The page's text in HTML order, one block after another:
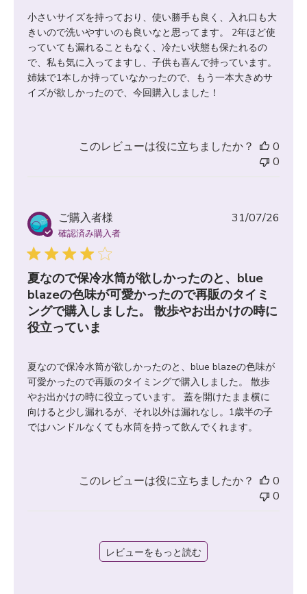
小さいサイズを持っており、使い勝手も良く、入れ口も大
きいので洗いやすいのも良いなと思ってます。 2年ほど使
っていても漏れることもなく、冷たい状態も保たれるの
で、私も気に入ってますし、子供も喜んで持っています。
姉妹で1本しか持っていなかったので、もう一本大きめサ
イズが欲しかったので、今回購入しました！
このレビューは役に立ちましたか？
0
0
ご購入者様
確認済み購入者
夏なので保冷水筒が欲しかったのと、blue
blazeの色味が可愛かったので再販のタイミ
ングで購入しました。 散歩やお出かけの時に
役立っていま
夏なので保冷水筒が欲しかったのと、blue blazeの色味が
可愛かったので再販のタイミングで購入しました。 散歩
やお出かけの時に役立っています。 蓋を開けたまま横に
向けると少し漏れるが、それ以外は漏れなし。1歳半の子
ではハンドルなくても水筒を持って飲んでくれます。
31/07/26
このレビューは役に立ちましたか？
0
0
レビューをもっと読む